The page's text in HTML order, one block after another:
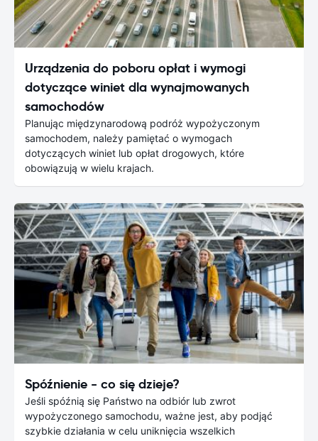
Urządzenia do poboru opłat i wymogi
dotyczące winiet dla wynajmowanych
samochodów
Planując międzynarodową podróż wypożyczonym
samochodem, należy pamiętać o wymogach
dotyczących winiet lub opłat drogowych, które
obowiązują w wielu krajach.
Spóźnienie - co się dzieje?
Jeśli spóźnią się Państwo na odbiór lub zwrot
wypożyczonego samochodu, ważne jest, aby podjąć
szybkie działania w celu uniknięcia wszelkich